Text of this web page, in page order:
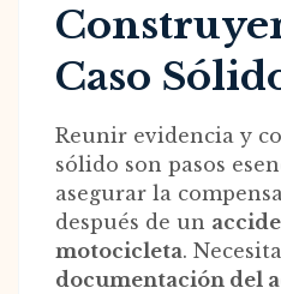
Caso
Reunir evidencia y
sólido son pasos
asegurar la
después de un
motocicleta.
documentación del